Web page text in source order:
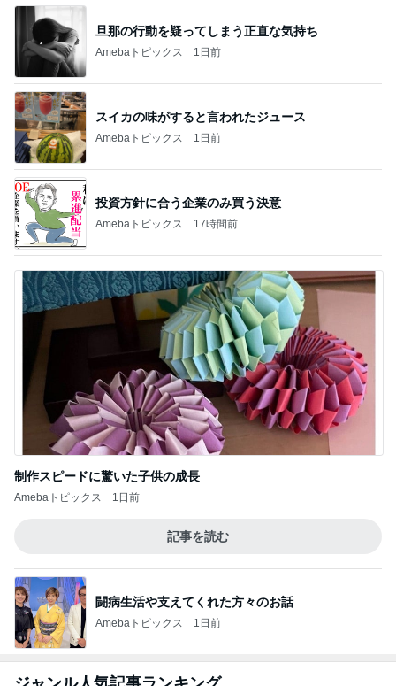
旦那の行動を疑ってしまう正直な気持ち
Amebaトピックス 1日前
スイカの味がすると言われたジュース
Amebaトピックス 1日前
投資方針に合う企業のみ買う決意
Amebaトピックス 17時間前
制作スピードに驚いた子供の成長
Amebaトピックス 1日前
記事を読む
闘病生活や支えてくれた方々のお話
Amebaトピックス 1日前